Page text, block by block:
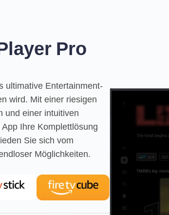
Pro
ultimative Entertainment-
wird. Mit einer riesigen
und einer intuitiven
Ihre Komplettlösung
Sie sich vom
Möglichkeiten.